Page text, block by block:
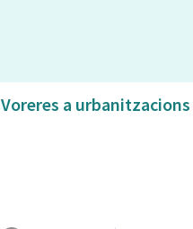
Voreres a urbanitzacions